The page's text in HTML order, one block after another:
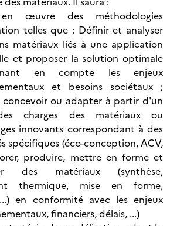
œuvre des méthodologies
telles que : Définir et analyser
matériaux liés à une application
et proposer la solution optimale
en compte les enjeux
et besoins sociétaux ;
concevoir ou adapter à partir d'un
charges des matériaux ou
innovants correspondant à des
spécifiques (éco-conception, ACV,
produire, mettre en forme et
des matériaux (synthèse,
thermique, mise en forme,
en conformité avec les enjeux
financiers, délais, ...)